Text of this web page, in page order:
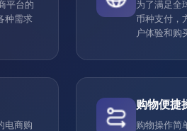
平台的
种需求
为了满足全
币种支付，
户体验和购
电商购
购物便捷
购物操作简